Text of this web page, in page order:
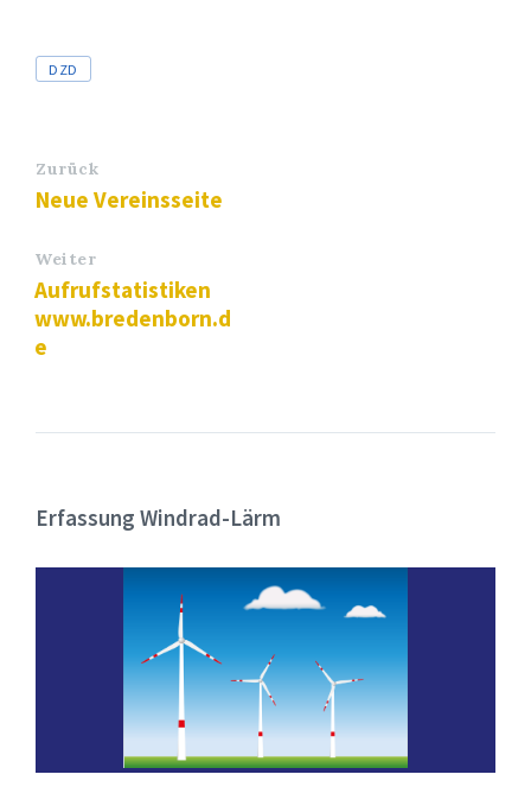
Tags
DZD
Zurück
Neue Vereinsseite
Weiter
Aufrufstatistiken
www.bredenborn.d
e
Erfassung Windrad-Lärm